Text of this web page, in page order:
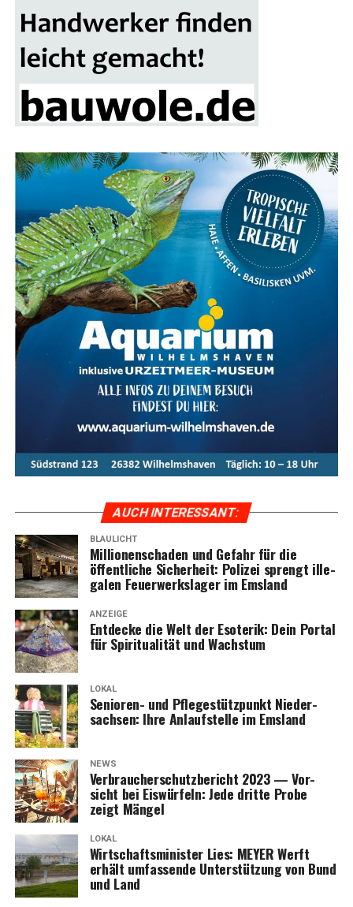
AUCH INTER­ES­SANT:
BLAULICHT
Mil­lio­nen­scha­den und Gefahr für die
öffent­li­che Sicher­heit: Poli­zei sprengt ille­
ga­len Feu­er­werks­la­ger im Emsland
ANZEIGE
Ent­de­cke die Welt der Eso­te­rik: Dein Por­tal
für Spi­ri­tua­li­tät und Wachstum
LOKAL
Senio­ren- und Pfle­ge­stütz­punkt Nie­der­
sach­sen: Ihre Anlauf­stel­le im Emsland
NEWS
Ver­brau­cher­schutz­be­richt 2023 — Vor­
sicht bei Eis­wür­feln: Jede drit­te Pro­be
zeigt Mängel
LOKAL
Wirt­schafts­mi­nis­ter Lies: MEYER Werft
erhält umfas­sen­de Unter­stüt­zung von Bund
und Land